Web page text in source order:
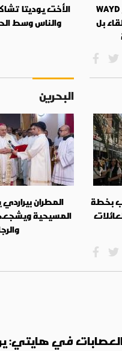
البطريرك ميناسيان يختتم WAYD
بل
الأخت يوديتا
والناس وسط
بخطة
البحرين
المطران
المسيحية
العصابات في هايتي: